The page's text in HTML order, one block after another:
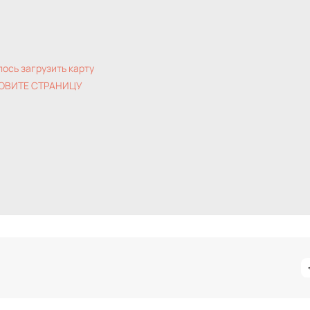
загрузить карту
СТРАНИЦУ